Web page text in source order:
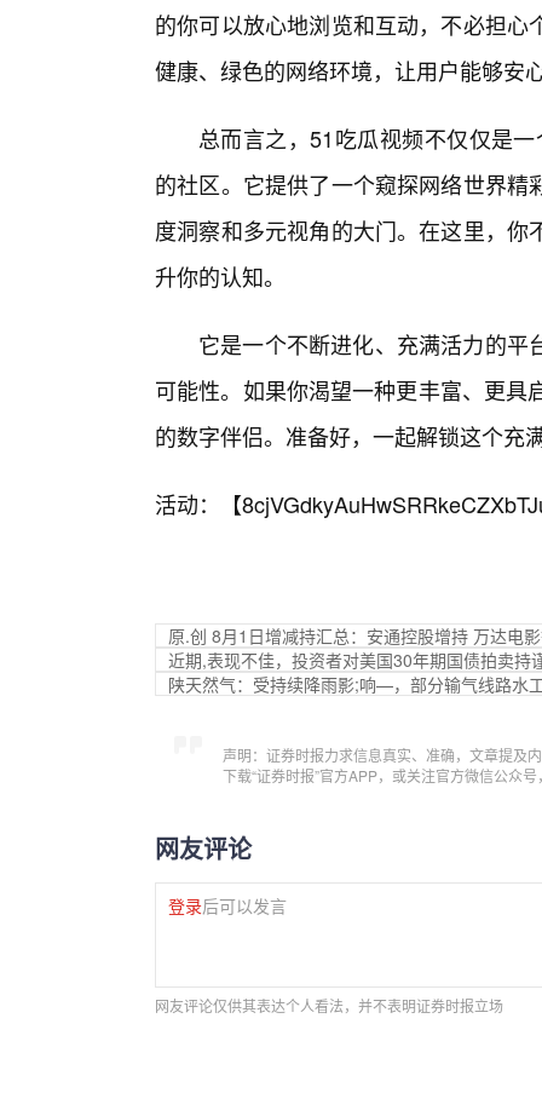
的你可以放心地浏览和互动，不必担
健康、绿色的网络环境，让用户能够安
总而言之，51吃瓜视频不仅仅是一
的社区。它提供了一个窥探网络世界
度洞察和多元视角的大门。在这里，
升你的认知。
它是一个不断进化、充满活力的
可能性。如果你渴望一种更丰富、更
的数字伴侣。准备好，一起解锁这个充
活动：【
原.创 8月1日增减持汇总：安通控股增持 万达电
近期,表现不佳，投资者对美国30年期国债拍卖持
陕天然气：受持续降雨影;响—，部分输气线路水
声明：证券时报力求信息真实、准确，文章提及
下载“证券时报”官方APP，或关注官方微信公众
网友评论
登录后可以发言
网友评论仅供其表达个人看法，并不表明证券时报立场